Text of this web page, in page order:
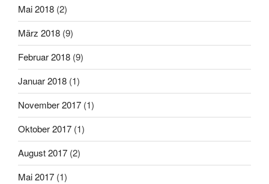
Mai 2018 (2)
März 2018 (9)
Februar 2018 (9)
Januar 2018 (1)
November 2017 (1)
Oktober 2017 (1)
August 2017 (2)
Mai 2017 (1)